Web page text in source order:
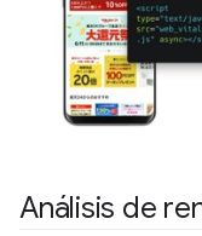
Análisis de